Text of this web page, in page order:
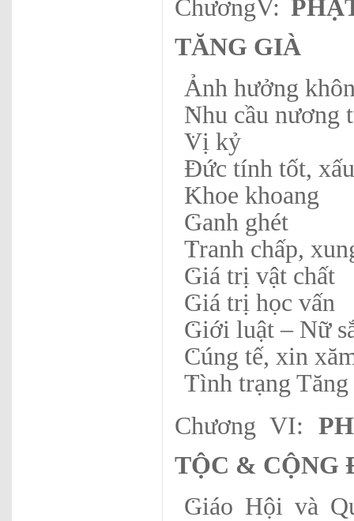
ChươngV:
TĂNG GIÀ
Ảnh hưởng
Nhu cầu nương
Vị kỷ
Đức tính tốt,
Khoe khoang
Ganh ghét
Tranh chấp,
Giá trị vật chất
Giá trị học vấn
Giới luật – Nữ
Cúng tế, xin
Tình trạng
Chương VI:
TỘC & CỘNG
Giáo Hội và